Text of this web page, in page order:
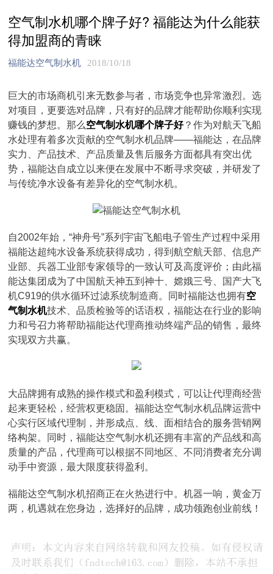
空气制水机哪个牌子好? 福能达为什么能获
得加盟商的青睐
福能达空气制水机 2018/10/18
巨大的市场商机引来无数参与者，市场竞争也异常激烈。选
对项目，更要选对品牌，只有好的品牌才能帮助你顺利实现
赚钱的梦想。那么空气制水机哪个牌子好？作为对航天飞船
水处理有着多次贡献的空气制水机品牌——福能达，在品牌
实力、产品技术、产品质量及售后服务方面都具有突出优
势，福能达自成立以来便在发展中不断寻求突破，并研发了
与传统净水设备有差异化的空气制水机。
自2002年始，“神舟号”系列宇宙飞船电子管生产过程中采用
福能达超纯水设备系统获得成功，得到航空航天部、信息产
业部、兵器工业部专家领导的一致认可及高度评价；由此福
能达集团成为了中国航天神五到神十、嫦娥三号、国产大飞
机C919的供水循环过滤系统制造商。同时福能达也拥有空
气制水机技术、品质检验等的话语权，福能达在行业的影响
力和号召力将帮助福能达代理商推动终端产品的销售，最终
实现双方共赢。
大品牌拥有成熟的操作模式和盈利模式，可以让代理商经营
起来更轻松，经营权更稳固。福能达空气制水机品牌运营中
心实行区域代理制，并形成点、线、面相结合的服务营销网
络构架。同时，福能达空气制水机还拥有丰富的产品线和高
质量的产品，代理商可以根据不同地区、不同消费者充分调
动手中资源，最大限度获得盈利。
福能达空气制水机招商正在火热进行中。机器一响，黄金万
两，机遇就在您身边，选择好的品牌，成功领跑创业前线！